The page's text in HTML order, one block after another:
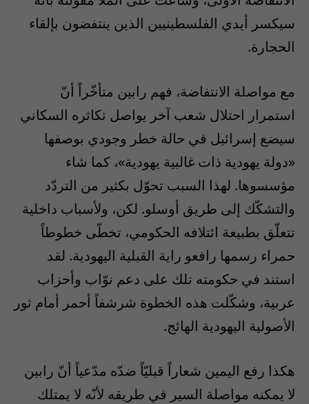
سيكسر أيدي الفلسطينيين الذين ينتفضون بإلقاء
الحجارة.
مع مواصلة الانتفاضة، فهم رابين متأخّراً أنّ
استمرار احتلال شعب آخر يواصل تكاثره السكاني
سيضع إسرائيل في حالة خطر وجودي بوصفها
«دولة يهودية ذات غالبية يهودية»، كما شاء
مؤسسوها. لهذا السبب تحوّل بكثير من التردّد
والتشكّك إلى طريق أوسلو. لكن، ولأسباب داخلية
تتعلّق بطبيعة ائتلافه الحكومي، تخطّى خطوطاً
حمراء رسمها رافعو راية القبلية اليهودية. لقد
استند في حكومته تلك على دعم نوّاب وأحزاب
عربية، وشكّلت هذه الخطوة شرشفاً أحمر أمام ثور
الأصولية اليهودية الهائج.
هكذا رفع اليمين شعاراً قبليّاً ضدّه مدّعياً أنّ رابين
لا يمكنه مواصلة السير في طريقه لأنّه لا يمتلك